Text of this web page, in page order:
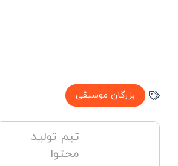
بزرگان موسیقی
تیم تولید
محتوا